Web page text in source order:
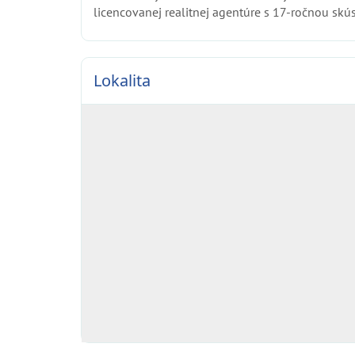
licencovanej realitnej agentúre s 17-ročnou
Lokalita